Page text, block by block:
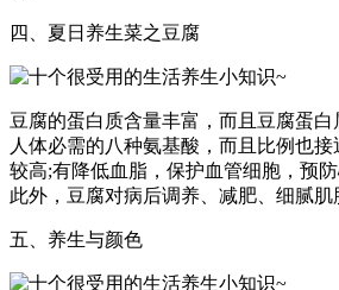
四、夏日养生菜之豆腐
豆腐的蛋白质含量丰富，而且豆腐蛋
人体必需的八种氨基酸，而且比例也
较高;有降低血脂，保护血管细胞，预防
此外，豆腐对病后调养、减肥、细腻肌
五、养生与颜色